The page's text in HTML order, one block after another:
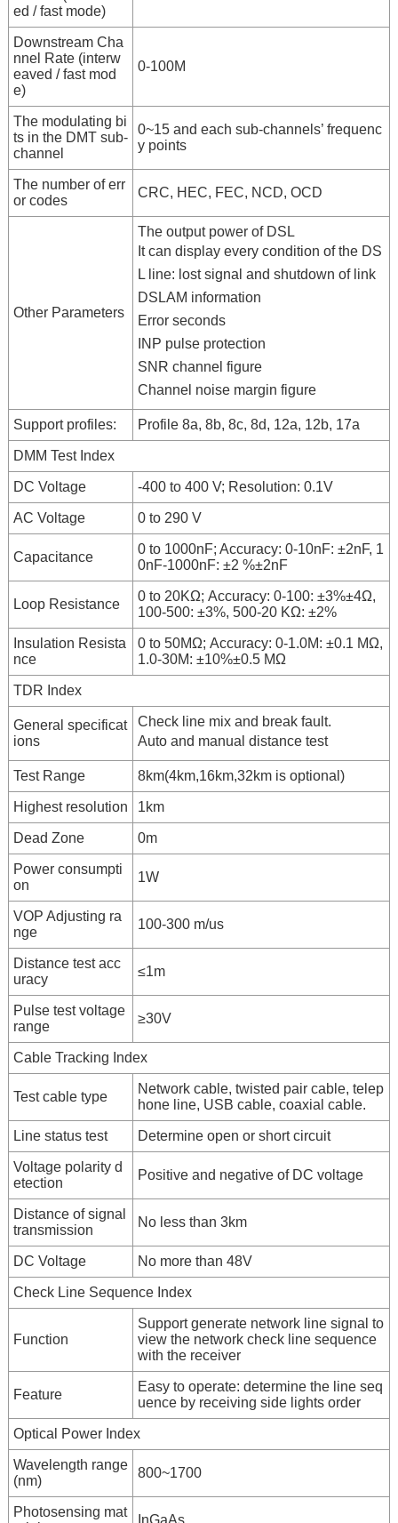
ed / fast mode)
Downstream Cha
nnel Rate (interw
eaved / fast mod
e)
0-100M
The modulating bi
ts in the DMT sub-
channel
0~15 and each sub-channels’ frequenc
y points
The number of err
or codes
CRC, HEC, FEC, NCD, OCD
Other Parameters
The output power of DSL
It can display every condition of the DS
L line: lost signal and shutdown of link
DSLAM information
Error seconds
INP pulse protection
SNR channel figure
Channel noise margin figure
Support profiles: Profile 8a, 8b, 8c, 8d, 12a, 12b, 17a
DMM Test Index
DC Voltage -400 to 400 V; Resolution: 0.1V
AC Voltage 0 to 290 V
Capacitance
0 to 1000nF; Accuracy: 0-10nF: ±2nF, 1
0nF-1000nF: ±2 %±2nF
Loop Resistance
0 to 20KΩ; Accuracy: 0-100: ±3%±4Ω,
100-500: ±3%, 500-20 KΩ: ±2%
Insulation Resista
nce
0 to 50MΩ; Accuracy: 0-1.0M: ±0.1 MΩ,
1.0-30M: ±10%±0.5 MΩ
TDR Index
General specificat
ions
Check line mix and break fault.
Auto and manual distance test
Test Range 8km(4km,16km,32km is optional)
Highest resolution 1km
Dead Zone 0m
Power consumpti
on
1W
VOP Adjusting ra
nge
100-300 m/us
Distance test acc
uracy
≤1m
Pulse test voltage
range
≥30V
Cable Tracking Index
Test cable type
Network cable, twisted pair cable, telep
hone line, USB cable, coaxial cable.
Line status test Determine open or short circuit
Voltage polarity d
etection
Positive and negative of DC voltage
Distance of signal
transmission
No less than 3km
DC Voltage No more than 48V
Check Line Sequence Index
Function
Support generate network line signal to
view the network check line sequence
with the receiver
Feature
Easy to operate: determine the line seq
uence by receiving side lights order
Optical Power Index
Wavelength range
(nm)
800~1700
Photosensing mat
InGaAs